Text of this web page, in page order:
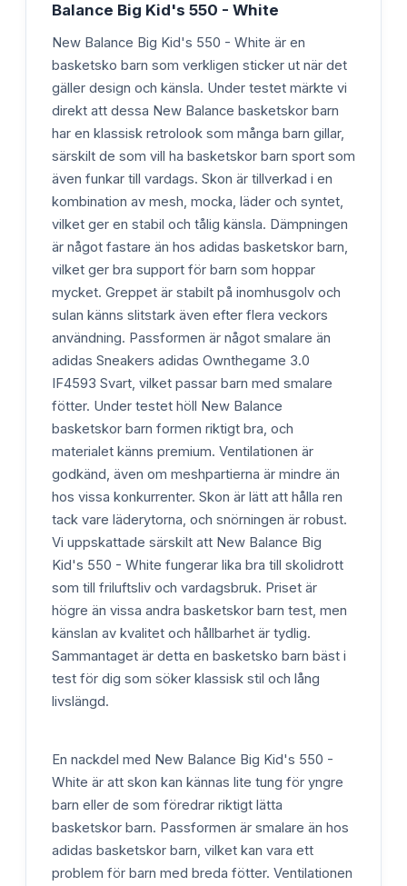
Balance Big Kid's 550 - White
New Balance Big Kid's 550 - White är en
basketsko barn som verkligen sticker ut när det
gäller design och känsla. Under testet märkte vi
direkt att dessa New Balance basketskor barn
har en klassisk retrolook som många barn gillar,
särskilt de som vill ha basketskor barn sport som
även funkar till vardags. Skon är tillverkad i en
kombination av mesh, mocka, läder och syntet,
vilket ger en stabil och tålig känsla. Dämpningen
är något fastare än hos adidas basketskor barn,
vilket ger bra support för barn som hoppar
mycket. Greppet är stabilt på inomhusgolv och
sulan känns slitstark även efter flera veckors
användning. Passformen är något smalare än
adidas Sneakers adidas Ownthegame 3.0
IF4593 Svart, vilket passar barn med smalare
fötter. Under testet höll New Balance
basketskor barn formen riktigt bra, och
materialet känns premium. Ventilationen är
godkänd, även om meshpartierna är mindre än
hos vissa konkurrenter. Skon är lätt att hålla ren
tack vare läderytorna, och snörningen är robust.
Vi uppskattade särskilt att New Balance Big
Kid's 550 - White fungerar lika bra till skolidrott
som till friluftsliv och vardagsbruk. Priset är
högre än vissa andra basketskor barn test, men
känslan av kvalitet och hållbarhet är tydlig.
Sammantaget är detta en basketsko barn bäst i
test för dig som söker klassisk stil och lång
livslängd.
En nackdel med New Balance Big Kid's 550 -
White är att skon kan kännas lite tung för yngre
barn eller de som föredrar riktigt lätta
basketskor barn. Passformen är smalare än hos
adidas basketskor barn, vilket kan vara ett
problem för barn med breda fötter. Ventilationen